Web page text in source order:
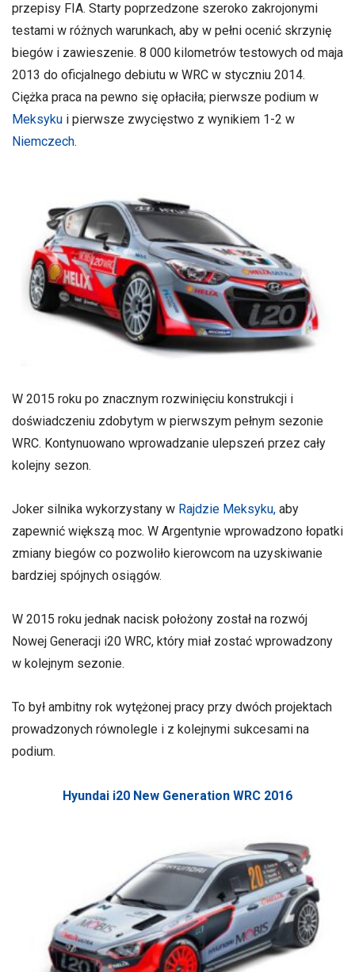
przepisy FIA. Starty poprzedzone szeroko zakrojonymi
testami w różnych warunkach, aby w pełni ocenić skrzynię
biegów i zawieszenie. 8 000 kilometrów testowych od maja
2013 do oficjalnego debiutu w WRC w styczniu 2014.
Ciężka praca na pewno się opłaciła; pierwsze podium w
Meksyku i pierwsze zwycięstwo z wynikiem 1-2 w
Niemczech.
W 2015 roku po znacznym rozwinięciu konstrukcji i
doświadczeniu zdobytym w pierwszym pełnym sezonie
WRC. Kontynuowano wprowadzanie ulepszeń przez cały
kolejny sezon.
Joker silnika wykorzystany w Rajdzie Meksyku, aby
zapewnić większą moc. W Argentynie wprowadzono łopatki
zmiany biegów co pozwoliło kierowcom na uzyskiwanie
bardziej spójnych osiągów.
W 2015 roku jednak nacisk położony został na rozwój
Nowej Generacji i20 WRC, który miał zostać wprowadzony
w kolejnym sezonie.
To był ambitny rok wytężonej pracy przy dwóch projektach
prowadzonych równolegle i z kolejnymi sukcesami na
podium.
Hyundai i20 New Generation WRC 2016